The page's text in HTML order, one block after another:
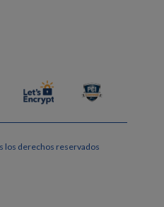
los derechos reservados